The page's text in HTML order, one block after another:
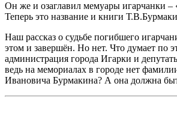
Он же и озаглавил мемуары игарчанки –
Теперь это название и книги
Наш рассказ о судьбе погибшего
этом и завершён. Но нет. Что думает по
администрация города Игарки и
ведь на мемориалах в городе нет
Ивановича Бурмакина? А она должна